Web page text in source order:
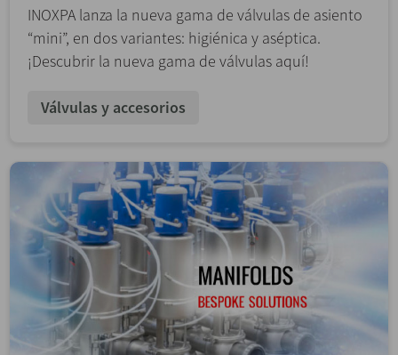
INOXPA lanza la nueva gama de válvulas de asiento
“mini”, en dos variantes: higiénica y aséptica.
¡Descubrir la nueva gama de válvulas aquí!
Válvulas y accesorios